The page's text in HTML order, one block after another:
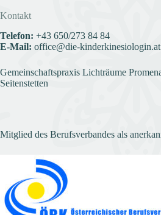
Kontakt
Telefon: +43 650/273 84 84
E-Mail: office@die-kinderkinesiologin.at
Gemeinschaftspraxis Lichträume
Seitenstetten
Mitglied des Berufsverbandes als